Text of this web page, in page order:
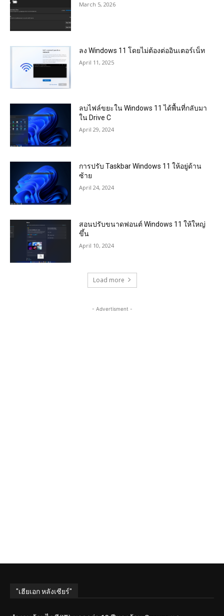
March 5, 2026
ลง Windows 11 โดยไม่ต้องต่ออินเตอร์เน็ท
April 11, 2025
ลบไฟล์ขยะใน Windows 11 ได้พื้นที่กลับมา
ใน Drive C
April 29, 2024
การปรับ Taskbar Windows 11 ให้อยู่ด้าน
ซ้าย
April 24, 2024
สอนปรับขนาดฟอนต์ Windows 11 ให้ใหญ่
ขึ้น
April 10, 2024
Load more
- Advertisment -
"เฮียเอก หลังเซียร์"